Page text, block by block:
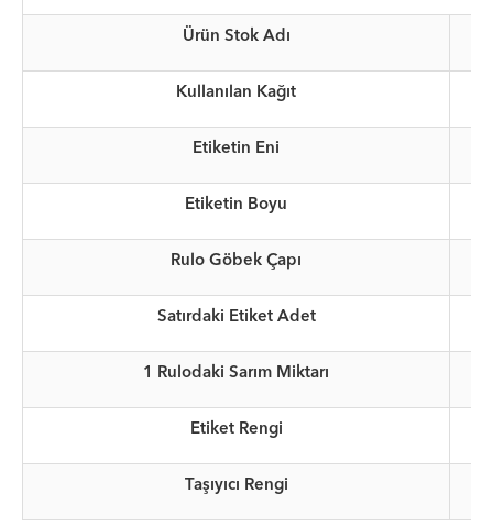
Ürün Stok Adı
Kullanılan Kağıt
Etiketin Eni
Etiketin Boyu
Rulo Göbek Çapı
Satırdaki Etiket Adet
1 Rulodaki Sarım Miktarı
Etiket Rengi
Taşıyıcı Rengi